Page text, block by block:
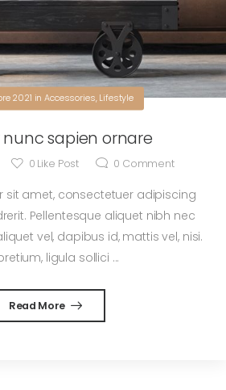
2021 inAccessories, Lifestyle
nunc sapien ornare
0 Like Post 0 Comment
sit amet, consectetuer adipiscing
Pellentesque aliquet nibh nec
vel, dapibus id, mattis vel, nisi.
ligula sollici ...
Read More